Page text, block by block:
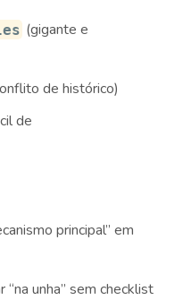
(gigante e
de histórico)
de
principal” em
unha” sem checklist